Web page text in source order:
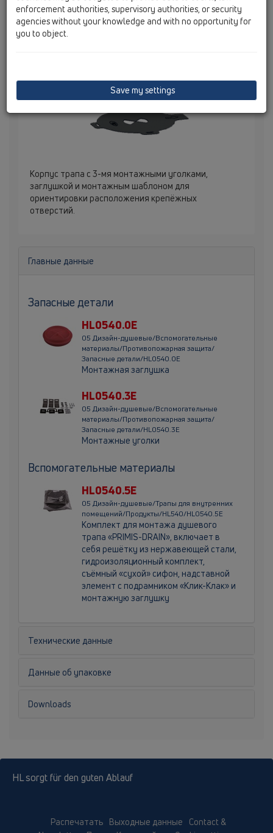
Корпус трапа с 3-мя монтажными уголками,
заглушкой и монтажным шаблоном для
ориентировки расположения крепёжных
отверстий.
Главные данные
Запасные детали
HL0540.0E
05 Дизайн-душевые/Вспомогательные
материалы/Противопожарная защита/
Запасные детали/HL0540.0E
Монтажная заглушка
HL0540.3E
05 Дизайн-душевые/Вспомогательные
материалы/Противопожарная защита/
Запасные детали/HL0540.3E
Монтажные уголки
Вспомогательные материалы
HL0540.5E
05 Дизайн-душевые/Трапы для внутренних
помещений/Продукты/HL540/HL0540.5E
Комплект для монтажа душевого
трапа «PRIMIS-DRAIN», включает в
себя решётку из нержавеющей стали,
гидроизоляционный комплект,
съёмный «сухой» сифон, надставной
элемент с подрамником «Клик-Клак» и
монтажную заглушку
Технические данные
Данные об упаковке
Downloads
HL sorgt für den guten Ablauf
Распечатать Выходные данные
Contact &
enforcement authorities, supervisory authorities, or security
agencies without your knowledge and with no opportunity for
you to object.
Save my settings